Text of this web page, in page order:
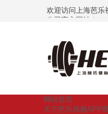
欢迎访问上海芭乐
公司官方网站！
网站首页
关于芭乐视频APP